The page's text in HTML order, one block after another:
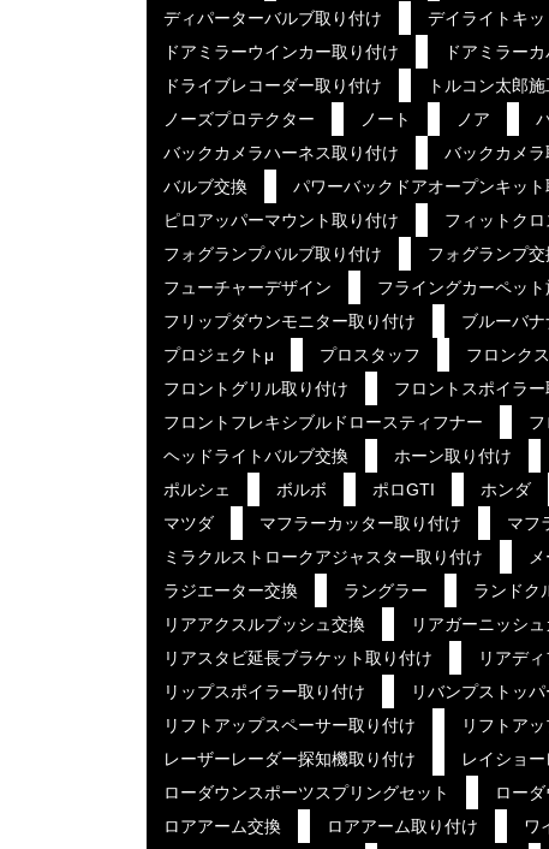
ディパーターバルブ取り付け
デイライトキ
ドアミラーウインカー取り付け
ドアミラー
ドライブレコーダー取り付け
トルコン太郎施
ノーズプロテクター
ノート ノア
バックカメラハーネス取り付け
バックカメラ
バルブ交換
パワーバックドアオープンキット
ピロアッパーマウント取り付け
フィットクロ
フォグランプバルブ取り付け
フォグランプ交
フューチャーデザイン
フライングカーペット
フリップダウンモニター取り付け
ブルーバナ
プロジェクトμ
プロスタッフ フロンクス
フロントグリル取り付け
フロントスポイラ
フロントフレキシブルドロースティフナー
ヘッドライトバルブ交換
ホーン取り付け
ポルシェ
ボルボ ポロGTI ホンダ
マツダ
マフラーカッター取り付け マフ
ミラクルストロークアジャスター取り付け
ラジエーター交換
ラングラー ランドク
リアアクスルブッシュ交換
リアガーニッシ
リアスタビ延長ブラケット取り付け
リアデ
リップスポイラー取り付け
リバンプストッパ
リフトアップスペーサー取り付け
リフトア
レーザーレーダー探知機取り付け
レイショ
ローダウンスポーツスプリングセット
ロー
ロアアーム交換
ロアアーム取り付け ワ